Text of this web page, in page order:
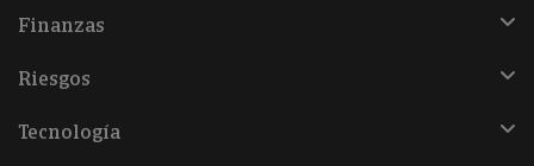
Finanzas
Riesgos
Tecnología